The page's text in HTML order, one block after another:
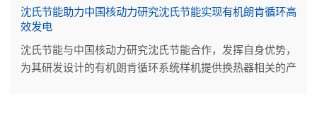
沈氏节能助力中国核动力研究沈氏节能实现有机朗肯循环高
效发电
沈氏节能与中国核动力研究沈氏节能合作，发挥自身优势，
为其研发设计的有机朗肯循环系统样机提供换热器相关的产